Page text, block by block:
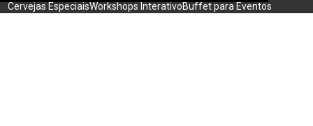
Cervejas EspeciaisWorkshops InterativoBuffet para Eventos